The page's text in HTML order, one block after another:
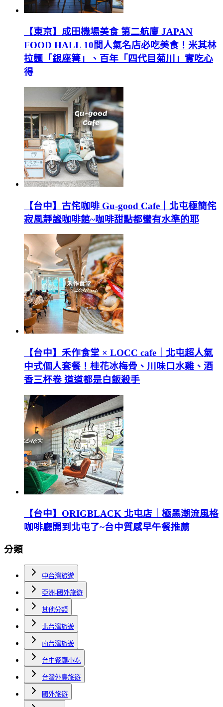
【東京】成田機場美食 第二航廈 JAPAN
FOOD HALL 10間人氣名店必吃美食！米其林
拉麵「銀座篝」、百年「四代目菊川」實吃心
得
【台中】古侘咖啡 Gu-good Cafe｜北屯極簡侘
寂風靜謐咖啡館~咖啡甜點都蠻有水準的耶
【台中】禾作食堂 × LOCC cafe｜北屯超人氣
中式個人套餐！桂花冰梅骨、川味口水雞、酒
香三杯卷 道道都是白飯殺手
【台中】ORIGBLACK 北屯店｜極黑潮流風格
咖啡廳開到北屯了~台中質感早午餐推薦
分類
中台灣旅遊
亞洲-國外旅遊
其他分類
北台灣旅遊
南台灣旅遊
台中餐廳小吃
台灣外島旅遊
國外旅遊